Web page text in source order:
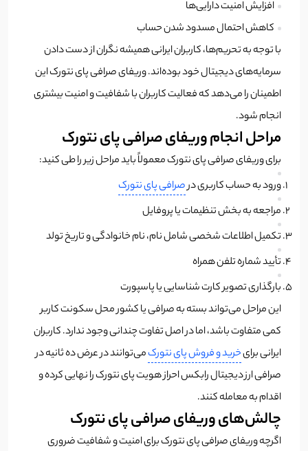
افزایش امنیت دارایی‌ها
کاهش احتمال مسدود شدن حساب
با توجه به تحریم‌ها، کاربران ایرانی همیشه نگران از دست دادن
سرمایه‌های دیجیتال خود بوده‌اند. وریفای صرافی پای نتورک این
اطمینان را می‌دهد که فعالیت کاربران با شفافیت و امنیت بیشتری
انجام شود.
مراحل انجام وریفای صرافی پای نتورک
برای وریفای صرافی پای نتورک معمولاً باید مراحل زیر را طی کنید:
ورود به حساب کاربری درصرافی پای نتورک
مراجعه به بخش تنظیمات یا پروفایل
تکمیل اطلاعات شخصی شامل نام، نام خانوادگی و تاریخ تولد
تأیید شماره تلفن همراه
بارگذاری تصویر کارت شناسایی یا پاسپورت
این مراحل می‌تواند بسته به صرافی یا کشور محل سکونت کاربر
کمی متفاوت باشد، اما در اصل تفاوت چندانی وجود ندارد. کاربران
ایرانی برایخرید و فروش پای نتورکمی‌توانند در عرض ده ثانیه در
صرافی ارز دیجیتال رابکس احراز هویت پای نتورک را نهایی کرده و
اقدام به معامله کنند.
چالش‌های وریفای صرافی پای نتورک
اگرچه وریفای صرافی پای نتورک برای امنیت و شفافیت ضروری